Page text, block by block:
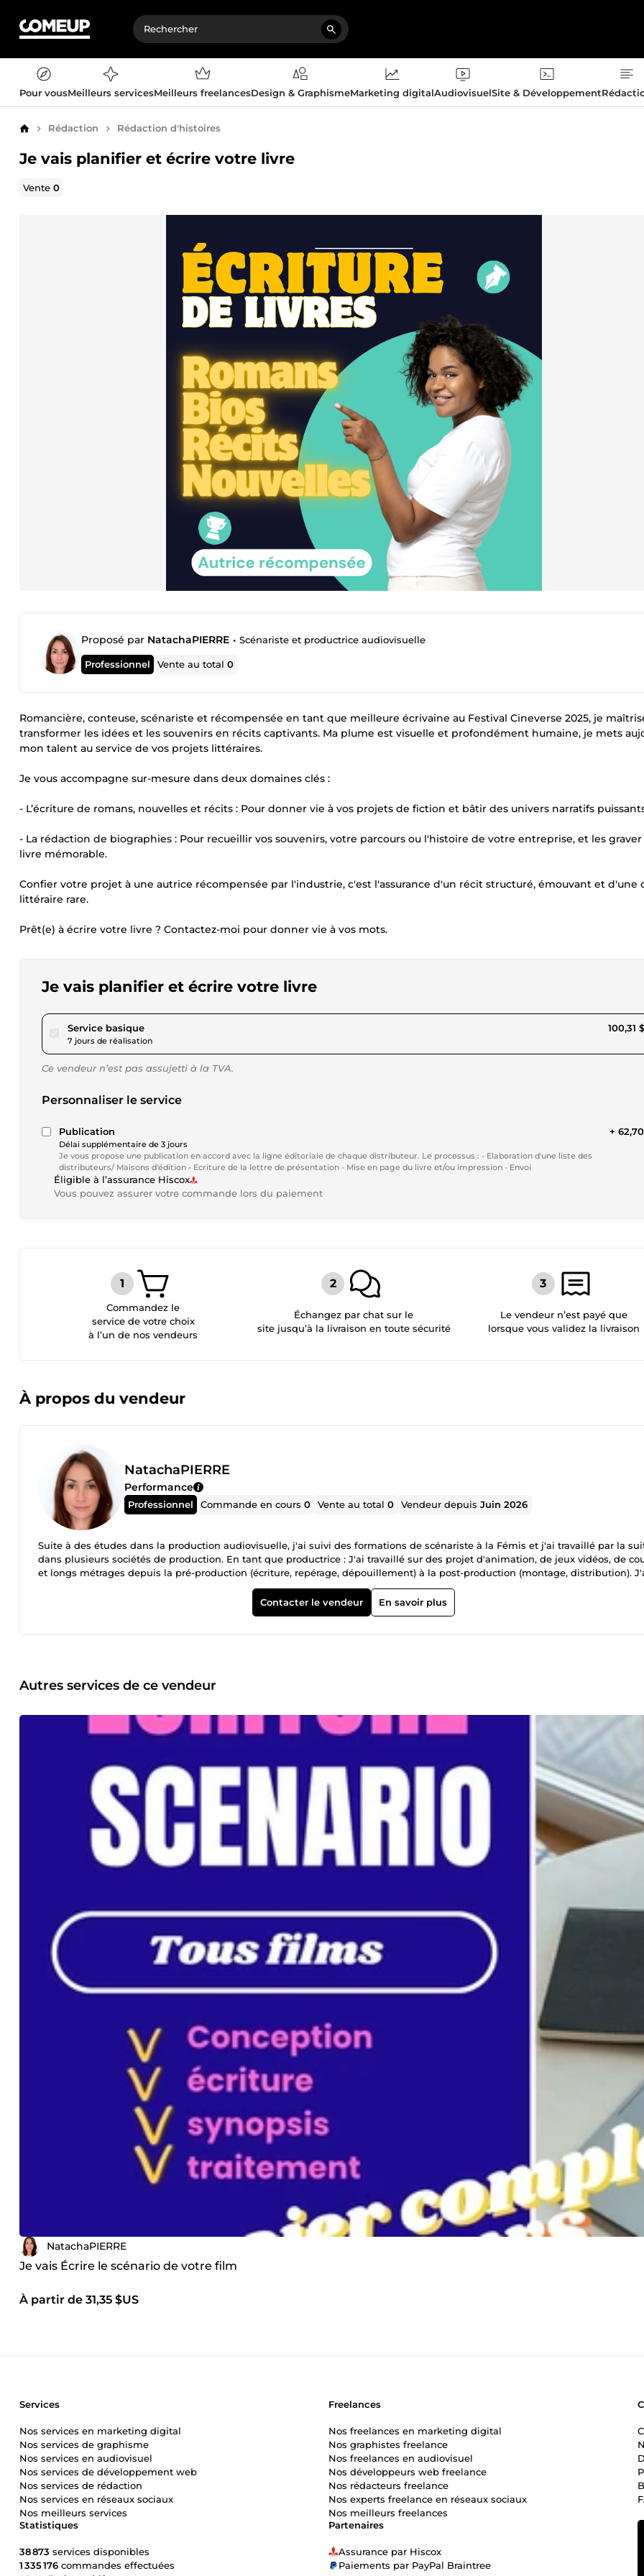
Pour vousMeilleurs servicesMeilleurs freelancesDesign & GraphismeMarketing digitalAudiovisuelSite & Développement
AccueilRédaction Rédaction d'histoires
Je vais planifier et écrire votre livre
Vente0
Proposé par NatachaPIERRE • Scénariste et productrice audiovisuelle
Professionnel Vente au total0
Romancière, conteuse, scénariste et récompensée en tant que meilleure écrivaine au Festival Cineverse 2025, je
transformer les idées et les souvenirs en récits captivants. Ma plume est visuelle et profondément humaine, je mets
mon talent au service de vos projets littéraires.
Je vous accompagne sur-mesure dans deux domaines clés :
- L’écriture de romans, nouvelles et récits : Pour donner vie à vos projets de fiction et bâtir des univers narratifs
- La rédaction de biographies : Pour recueillir vos souvenirs, votre parcours ou l'histoire de votre entreprise, et les graver
livre mémorable.
Confier votre projet à une autrice récompensée par l'industrie, c'est l'assurance d'un récit structuré, émouvant et d'une
littéraire rare.
Prêt(e) à écrire votre livre ? Contactez-moi pour donner vie à vos mots.
Je vais planifier et écrire votre livre
Service basiquepour 92,46 $US
7 jours de réalisation
100,31
Ce vendeur n’est pas assujetti à la TVA.
Personnaliser le service
Publication
Délai supplémentaire de 3 jours
Je vous propose une publication en accord avec la ligne éditoriale de chaque distributeur. Le processus : - Elaboration d'une liste des
distributeurs/ Maisons d'édition - Ecriture de la lettre de présentation - Mise en page du livre et/ou impression - Envoi
+
Éligible à l’assurance Hiscox
Vous pouvez assurer votre commande lors du paiement
Commandez le
service de votre choix
à l’un de nos vendeurs
Échangez par chat sur le
site jusqu’à la livraison en toute sécurité
Le vendeur n’est payé que
lorsque vous validez la livraison
À propos du vendeur
NatachaPIERRE
Performance
Professionnel Commande en cours0 Vente au total0 Vendeur depuisJuin 2026
Suite à des études dans la production audiovisuelle, j'ai suivi des formations de scénariste à la Fémis et j'ai travaillé par la
dans plusieurs sociétés de production. En tant que productrice : J'ai travaillé sur des projet d'animation, de jeux vidéos, de
et longs métrages depuis la pré-production (écriture, repérage, dépouillement) à la post-production (montage, distribution).
également travaillé pour une chaîne TV sur des reportages. En tant que scénariste : J'ai fait des adaptations de livres en séries
j'ai écris des courts et long métrages, ainsi que des script de mini vidéos. Plusieurs scénarios ont reçu des prix en Europe et à
Contacter le vendeur En savoir plus
Autres services de ce vendeur
NatachaPIERRE
Je vais Écrire le scénario de votre film
À partir de 31,35 $US
Partenaires
Assurance par Hiscox
Paiements par PayPal Braintree
Statistiques
38 873 services disponibles
1 335 176 commandes effectuées
Services
Nos services en marketing digital
Nos services de graphisme
Nos services en audiovisuel
Nos services de développement web
Nos services de rédaction
Nos services en réseaux sociaux
Nos meilleurs services
Freelances
Nos freelances en marketing digital
Nos graphistes freelance
Nos freelances en audiovisuel
Nos développeurs web freelance
Nos rédacteurs freelance
Nos experts freelance en réseaux sociaux
Nos meilleurs freelances